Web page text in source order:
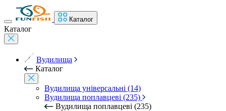
Каталог
Каталог
Вудилища
Каталог
Вудилища універсальні (14)
Вудилища поплавцеві (235)
Вудилища поплавцеві (235)